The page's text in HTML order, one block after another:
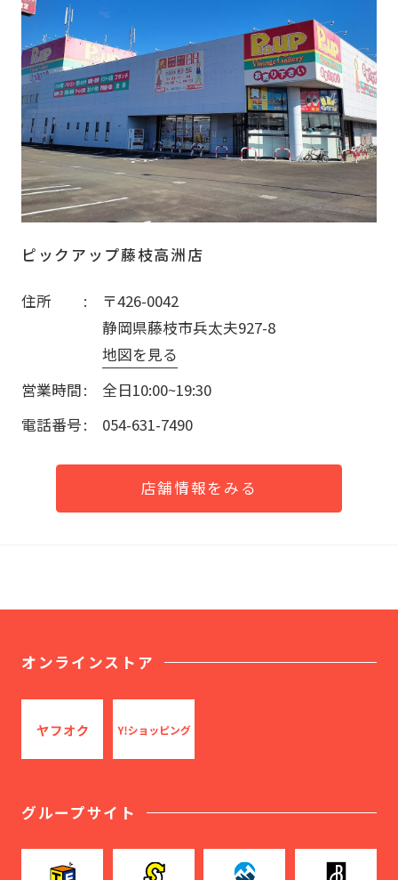
ピックアップ藤枝高洲店
住所
〒426-0042
静岡県藤枝市兵太夫927-8
地図を見る
営業時間
全日10:00~19:30
電話番号
054-631-7490
店舗情報をみる
オンラインストア
グループサイト